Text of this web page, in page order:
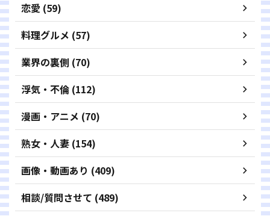
恋愛 (59)
料理グルメ (57)
業界の裏側 (70)
浮気・不倫 (112)
漫画・アニメ (70)
熟女・人妻 (154)
画像・動画あり (409)
相談/質問させて (489)